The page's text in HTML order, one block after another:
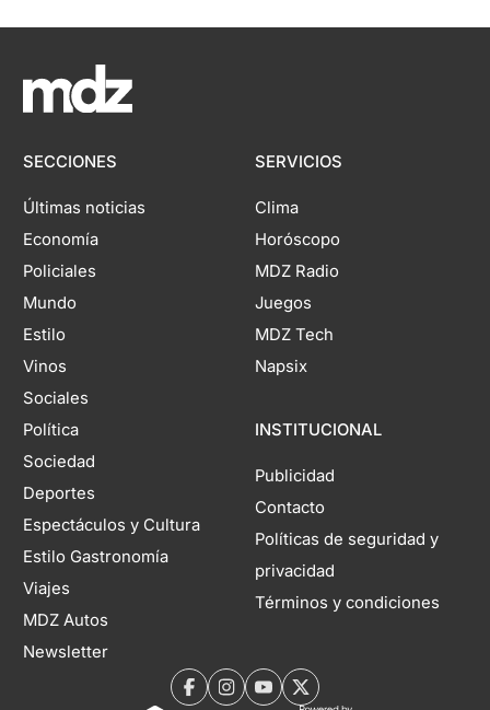
SECCIONES
Últimas noticias
Economía
Policiales
Mundo
Estilo
Vinos
Sociales
Política
Sociedad
Deportes
Espectáculos y Cultura
Estilo Gastronomía
Viajes
MDZ Autos
Newsletter
SERVICIOS
Clima
Horóscopo
MDZ Radio
Juegos
MDZ Tech
Napsix
INSTITUCIONAL
Publicidad
Contacto
Políticas de seguridad y
privacidad
Términos y condiciones